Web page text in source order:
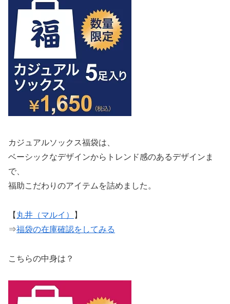
カジュアルソックス福袋は、
ベーシックなデザインからトレンド感のあるデザインま
で、
福助こだわりのアイテムを詰めました。
【 丸井（マルイ）
】
⇒福袋の在庫確認をしてみる
こちらの中身は？